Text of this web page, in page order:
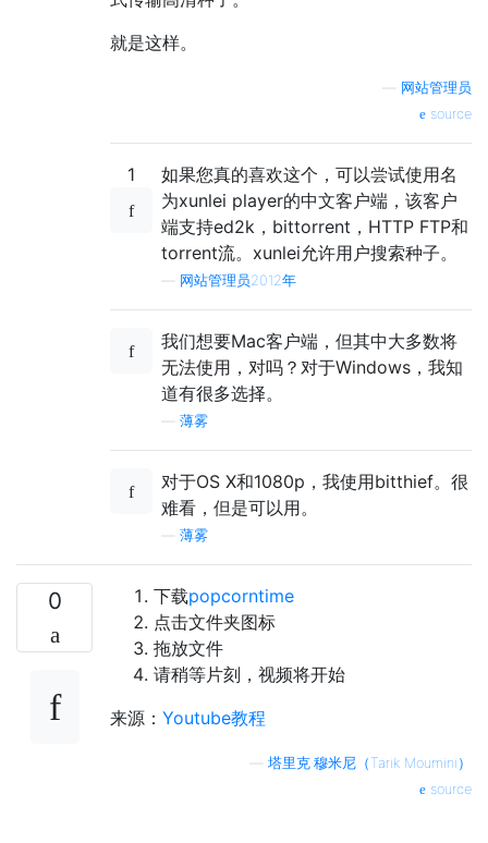
就是这样。
网站管理员
source
1
如果您真的喜欢这个，可以尝试使用名
为xunlei player的中文客户端，该客户
端支持ed2k，bittorrent，HTTP FTP和
torrent流。xunlei允许用户搜索种子。
网站管理员2012年
我们想要Mac客户端，但其中大多数将
无法使用，对吗？对于Windows，我知
道有很多选择。
薄雾
对于OS X和1080p，我使用bitthief。很
难看，但是可以用。
薄雾
0 下载popcorntime
点击文件夹图标
拖放文件
请稍等片刻，视频将开始
来源： Youtube教程
塔里克·穆米尼（Tarik Moumini）
source